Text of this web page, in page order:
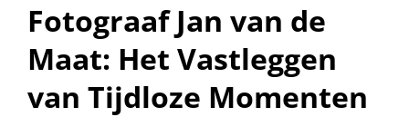
Fotograaf Jan van de
Maat: Het Vastleggen
van Tijdloze Momenten